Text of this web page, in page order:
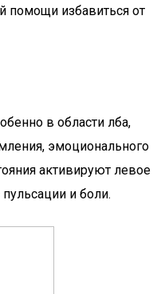
помощи избавиться от
в области лба,
эмоционального
активируют левое
и боли.